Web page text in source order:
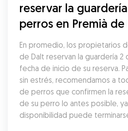
reservar la
perros en Premià de
En promedio, los propietarios
de Dalt reservan la guardería 2
fecha de inicio de su reserva.
sin estrés, recomendamos a
de perros que confirmen la
de su perro lo antes posible,
disponibilidad puede